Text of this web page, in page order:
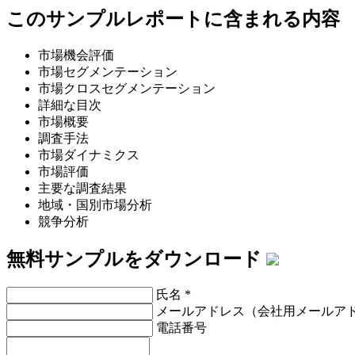
このサンプルレポートに含まれる内容
市場機会評価
市場セグメンテーション
市場クロスセグメンテーション
詳細な目次
市場概要
調査手法
市場ダイナミクス
市場評価
主要な調査結果
地域・国別市場分析
競争分析
無料サンプルをダウンロード
氏名 *
メールアドレス（会社用メールア
電話番号